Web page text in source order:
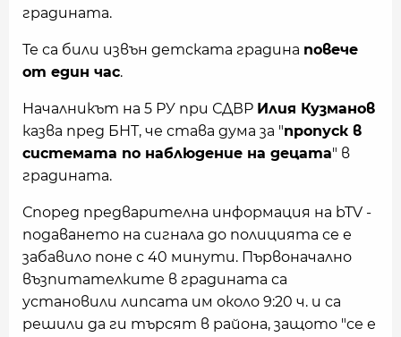
градината.
Те са били извън детската градина повече
от един час.
Началникът на 5 РУ при СДВР Илия Кузманов
казва пред БНТ, че става дума за "пропуск в
системата по наблюдение на децата" в
градината.
Според предварителна информация на bTV -
подаването на сигнала до полицията се е
забавило поне с 40 минути. Първоначално
възпитателките в градината са
установили липсата им около 9:20 ч. и са
решили да ги търсят в района, защото "се е